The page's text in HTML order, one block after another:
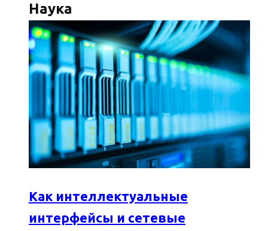
Наука
Как интеллектуальные
интерфейсы и сетевые